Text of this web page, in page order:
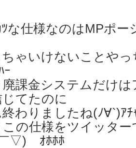
ﾂな仕様なのはMPポ
ゃいけないことや
ｰ
廃課金システムだけ
てたのに
終わりましたね(ﾉ∀`)ｱﾁ
この仕様をツイッタ
▽)ゞｵﾎﾎﾎ